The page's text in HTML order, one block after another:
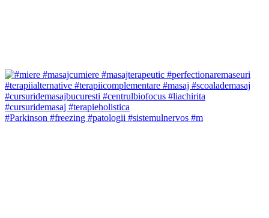
#Parkinson #freezing #patologii #sistemulnervos #m